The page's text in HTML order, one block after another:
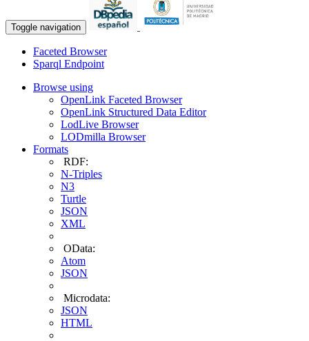
Toggle navigation
Faceted Browser
Sparql Endpoint
Browse using
OpenLink Faceted Browser
OpenLink Structured Data Editor
LodLive Browser
LODmilla Browser
Formats
RDF:
N-Triples
N3
Turtle
JSON
XML
OData:
Atom
JSON
Microdata:
JSON
HTML